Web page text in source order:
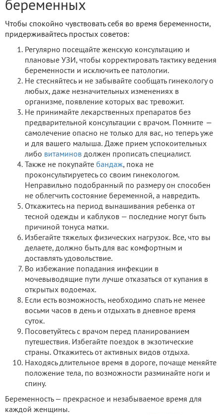
беременных
Чтобы спокойно чувствовать себя во время беременности,
придерживайтесь простых советов:
Регулярно посещайте женскую консультацию и
плановые УЗИ, чтобы корректировать тактику ведения
беременности и исключить ее патологии.
Не стесняйтесь и не забывайте сообщать гинекологу о
любых, даже незначительных изменениях в
организме, появление которых вас тревожит.
Не принимайте лекарственных препаратов без
предварительной консультации с врачом. Помните —
самолечение опасно не только для вас, но теперь уже
и для вашего малыша. Даже прием успокоительных
либо витаминов должен прописать специалист.
Также не покупайте бандаж, пока не
проконсультируетесь со своим гинекологом.
Неправильно подобранный по размеру он способен
не облегчить состояние беременной, а навредить.
Откажитесь на период вынашивания ребенка от
тесной одежды и каблуков — последние могут быть
причиной тонуса матки.
Избегайте тяжелых физических нагрузок. Все, что вы
делаете, должно быть для вас комфортным и
доставлять удовольствие.
Во избежание попадания инфекции в
мочевыводящие пути лучше отказаться от купания в
открытых водоемах.
Если есть возможность, необходимо спать не менее
восьми часов в день и отдыхать в дневное время
суток.
Посоветуйтесь с врачом перед планированием
путешествия. Избегайте поездок в экзотические
страны. Откажитесь от активных видов отдыха.
Находясь длительное время в дороге, почаще меняйте
положение тела, по возможности разминайте ноги и
спину.
Беременность — прекрасное и незабываемое время для
каждой женщины.